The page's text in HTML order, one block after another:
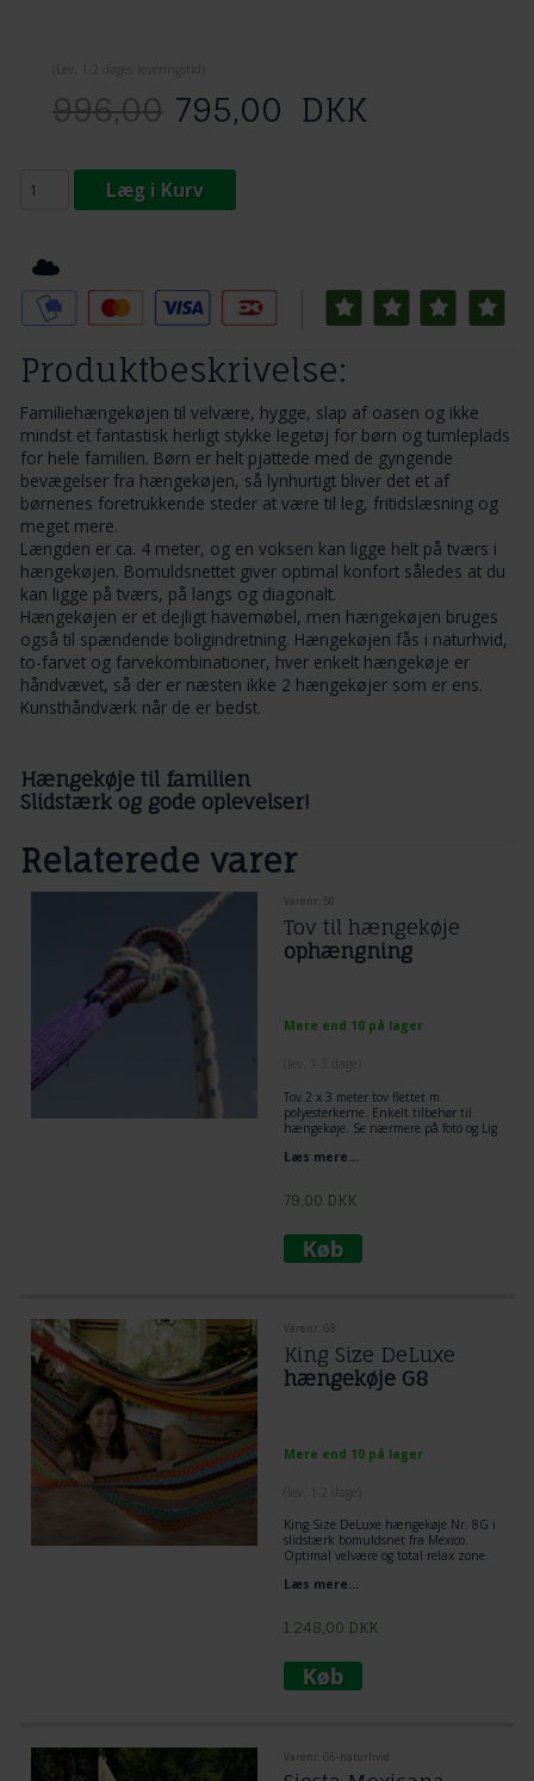
996,00 795,00 DKK
Læg i Kurv
Produktbeskrivelse:
Familiehængekøjen til velvære, hygge, slap af oasen og ikke
mindst et fantastisk herligt stykke legetøj for børn og tumleplads
for hele familien. Børn er helt pjattede med de gyngende
bevægelser fra hængekøjen, så lynhurtigt bliver det et af
børnenes foretrukkende steder at være til leg, fritidslæsning og
meget mere.
Længden er ca. 4 meter, og en voksen kan ligge helt på tværs i
hængekøjen. Bomuldsnettet giver optimal konfort således at du
kan ligge på tværs, på langs og diagonalt.
Hængekøjen er et dejligt havemøbel, men hængekøjen bruges
også til spændende boligindretning. Hængekøjen fås i naturhvid,
to-farvet og farvekombinationer, hver enkelt hængekøje er
håndvævet, så der er næsten ikke 2 hængekøjer som er ens.
Kunsthåndværk når de er bedst.
Hængekøje til familien
Slidstærk og gode oplevelser!
Relaterede varer
Varenr. 50
Tov til hængekøje
ophængning
Mere end 10 på lager
Tov 2 x 3 meter tov flettet m.
polyesterkerne. Enkelt tilbehør til
hængekøje. Se nærmere på foto og Lig
flagknob mellem hængekøje og tov.
Læs mere...
79,00 DKK
Varenr. G8
King Size DeLuxe
hængekøje G8
Mere end 10 på lager
King Size DeLuxe hængekøje Nr. 8G i
slidstærk bomuldsnet fra Mexico.
Optimal velvære og total relax zone.
børn og voksne. Netop denne type
Læs mere...
1.248,00 DKK
Varenr. G6-naturhvid